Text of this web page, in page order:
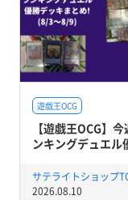
遊戯王OCG
【遊戯王OCG】
ンキングデュエル
2026.08.10